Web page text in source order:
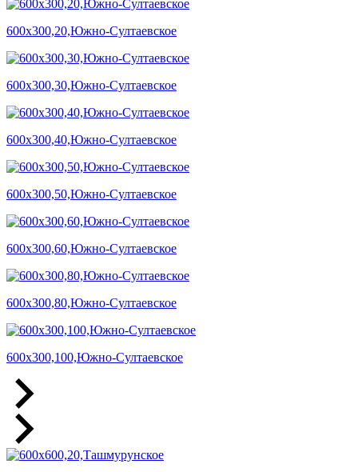
600х300,20,Южно-Султаевское
600х300,30,Южно-Султаевское
600х300,40,Южно-Султаевское
600х300,50,Южно-Султаевское
600х300,60,Южно-Султаевское
600х300,80,Южно-Султаевское
600х300,100,Южно-Султаевское